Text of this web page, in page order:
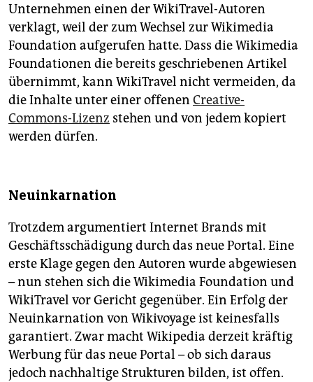
Unternehmen einen der WikiTravel-Autoren
verklagt, weil der zum Wechsel zur Wikimedia
Foundation aufgerufen hatte. Dass die Wikimedia
Foundationen die bereits geschriebenen Artikel
übernimmt, kann WikiTravel nicht vermeiden, da
die Inhalte unter einer offenen Creative-
Commons-Lizenz stehen und von jedem kopiert
werden dürfen.
Neuinkarnation
Trotzdem argumentiert Internet Brands mit
Geschäftsschädigung durch das neue Portal. Eine
erste Klage gegen den Autoren wurde abgewiesen
– nun stehen sich die Wikimedia Foundation und
WikiTravel vor Gericht gegenüber. Ein Erfolg der
Neuinkarnation von Wikivoyage ist keinesfalls
garantiert. Zwar macht Wikipedia derzeit kräftig
Werbung für das neue Portal – ob sich daraus
jedoch nachhaltige Strukturen bilden, ist offen.